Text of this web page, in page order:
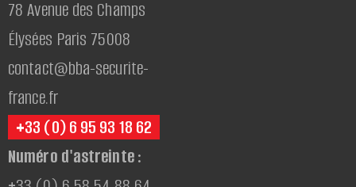
78 Avenue des Champs
Élysées Paris 75008
contact@bba-securite-
france.fr
+33 (0) 6 95 93 18 62
Numéro d'astreinte :